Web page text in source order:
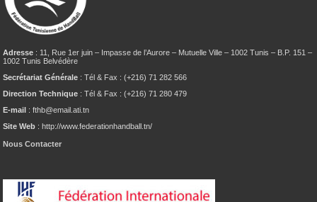
Adresse : 11, Rue 1er juin – Impasse de l’Aurore – Mutuelle Ville – 1002 Tunis – B.P. 151 –
1002 Tunis Belvédère
Secrétariat Générale : Tél & Fax : (+216) 71 282 566
Direction Technique : Tél & Fax : (+216) 71 280 479
E-mail : fthb@email.ati.tn
Site Web : http://www.federationhandball.tn/
Nous Contacter